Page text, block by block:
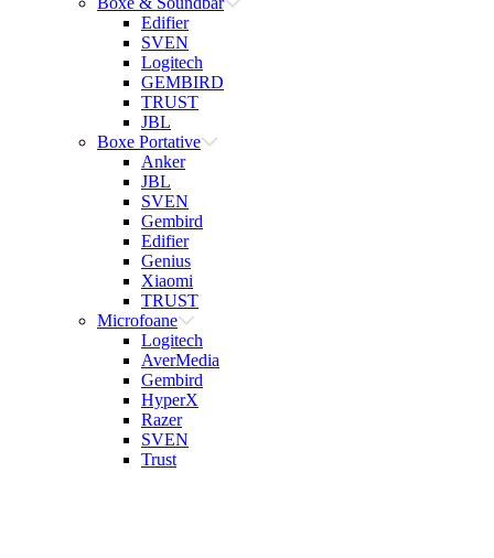
Edifier
SVEN
Logitech
GEMBIRD
TRUST
JBL
Boxe Portative
Anker
JBL
SVEN
Gembird
Edifier
Genius
Xiaomi
TRUST
Microfoane
Logitech
AverMedia
Gembird
HyperX
Razer
SVEN
Trust